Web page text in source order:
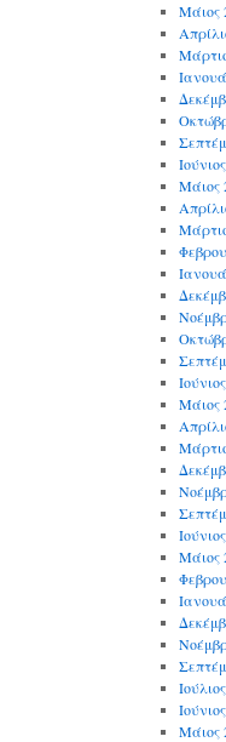
Μάιος
Μάιος
Μάιος
Μάιος
Μάιος